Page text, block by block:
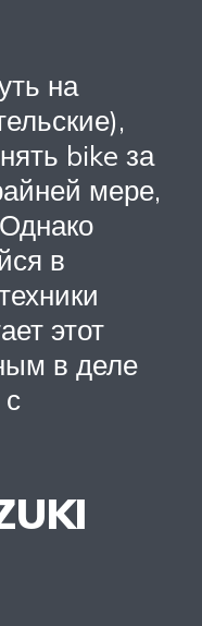
на
bike за
мере,
в
этот
в деле